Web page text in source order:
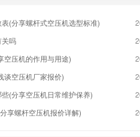
(分享螺杆式空压机选型标准)
关吗
空压机的作用与用途)
谈空压机厂家报价)
(分享空压机日常维护保养)
享螺杆空压机报价详解)